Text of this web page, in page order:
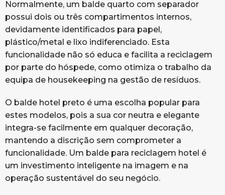
Normalmente, um balde quarto com separador
possui dois ou três compartimentos internos,
devidamente identificados para papel,
plástico/metal e lixo indiferenciado. Esta
funcionalidade não só educa e facilita a reciclagem
por parte do hóspede, como otimiza o trabalho da
equipa de housekeeping na gestão de resíduos.
O balde hotel preto é uma escolha popular para
estes modelos, pois a sua cor neutra e elegante
integra-se facilmente em qualquer decoração,
mantendo a discrição sem comprometer a
funcionalidade. Um balde para reciclagem hotel é
um investimento inteligente na imagem e na
operação sustentável do seu negócio.